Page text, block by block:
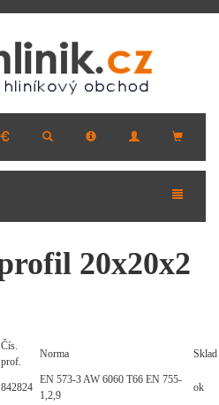
20x20x2
Čís.
prof.
Norma Sklad
842824
EN 573-3 AW 6060 T66 EN 755-
1,2,9
ok